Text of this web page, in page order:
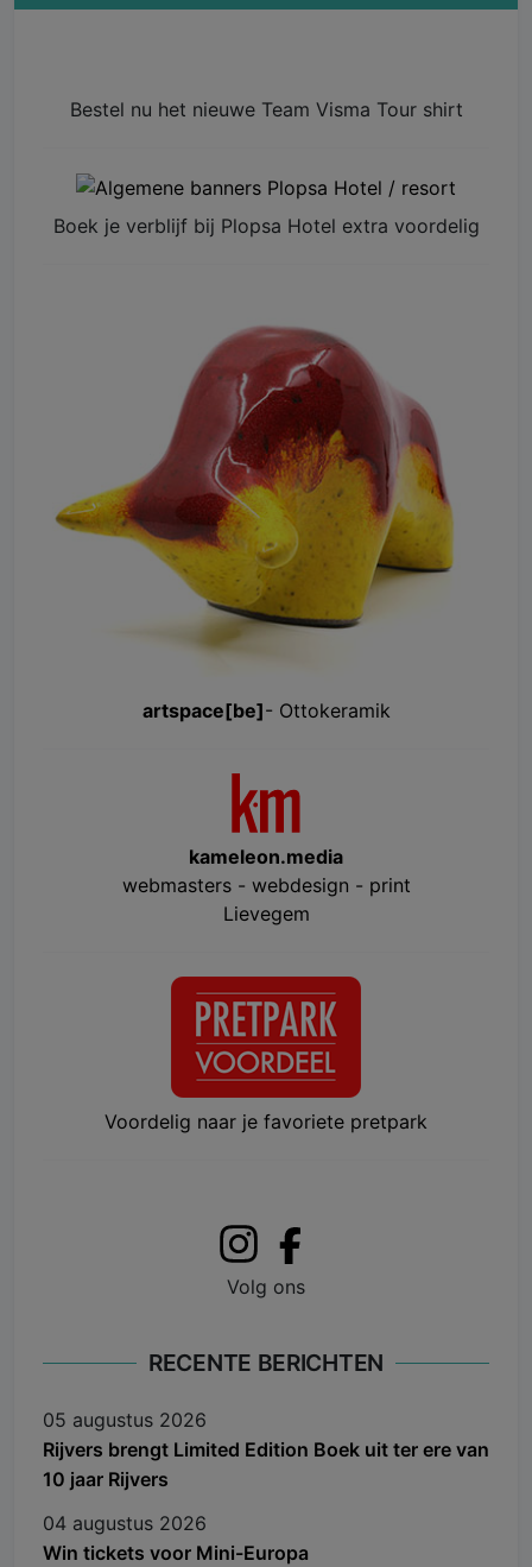
Bestel nu het nieuwe Team Visma Tour shirt
Boek je verblijf bij Plopsa Hotel extra voordelig
artspace[be]- Ottokeramik
kameleon.media
webmasters - webdesign - print
Lievegem
Voordelig naar je favoriete pretpark
Volg ons
RECENTE BERICHTEN
05 augustus 2026
Rijvers brengt Limited Edition Boek uit ter ere van
10 jaar Rijvers
04 augustus 2026
Win tickets voor Mini-Europa